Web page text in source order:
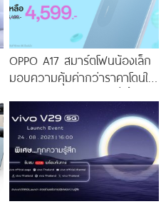
OPPO A17 สมาร์ตโฟนน้องเล็ก
มอบความคุ้มค่ากว่าราคาโดนใจ
ราคาใหม่เพียง 4,599 บาท
เท่านั้น!